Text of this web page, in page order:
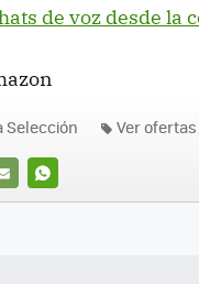
de voz desde la
WHATSAPP
Selección Ver